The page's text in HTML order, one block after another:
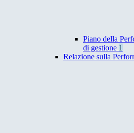
Piano della
di gestione 1
Relazione sulla